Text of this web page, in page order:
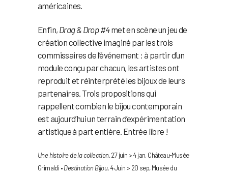
américaines.
Enfin, Drag & Drop #4met en scène un jeu de
création collective imaginé par les trois
commissaires de l’événement : à partir d’un
module conçu par chacun, les artistes ont
reproduit et réinterprété les bijoux de leurs
partenaires. Trois propositions qui
rappellent combien le bijou contemporain
est aujourd’hui un terrain d’expérimentation
artistique à part entière. Entrée libre !
Une histoire de la collection, 27 juin > 4 jan, Château-Musée
Grimaldi •Destination Bijou, 4 Juin > 20 sep, Musée du